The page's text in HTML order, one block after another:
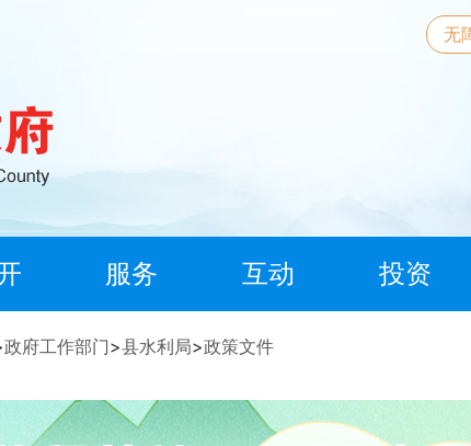
无
服务 互动 投资
政府工作部门>县水利局>政策文件